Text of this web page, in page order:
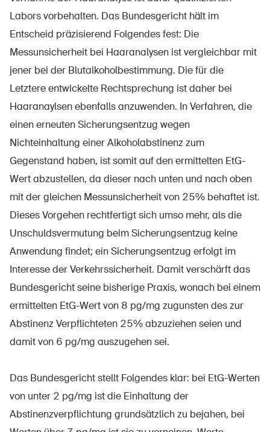
Labors vorbehalten. Das Bundesgericht hält im
Entscheid präzisierend Folgendes fest: Die
Messunsicherheit bei Haaranalysen ist vergleichbar mit
jener bei der Blutalkoholbestimmung. Die für die
Letztere entwickelte Rechtsprechung ist daher bei
Haaranaylsen ebenfalls anzuwenden. In Verfahren, die
einen erneuten Sicherungsentzug wegen
Nichteinhaltung einer Alkoholabstinenz zum
Gegenstand haben, ist somit auf den ermittelten EtG-
Wert abzustellen, da dieser nach unten und nach oben
mit der gleichen Messunsicherheit von 25% behaftet ist.
Dieses Vorgehen rechtfertigt sich umso mehr, als die
Unschuldsvermutung beim Sicherungsentzug keine
Anwendung findet; ein Sicherungsentzug erfolgt im
Interesse der Verkehrssicherheit. Damit verschärft das
Bundesgericht seine bisherige Praxis, wonach bei einem
ermittelten EtG-Wert von 8 pg/mg zugunsten des zur
Abstinenz Verpflichteten 25% abzuziehen seien und
damit von 6 pg/mg auszugehen sei.
Das Bundesgericht stellt Folgendes klar: bei EtG-Werten
von unter 2 pg/mg ist die Einhaltung der
Abstinenzverpflichtung grundsätzlich zu bejahen, bei